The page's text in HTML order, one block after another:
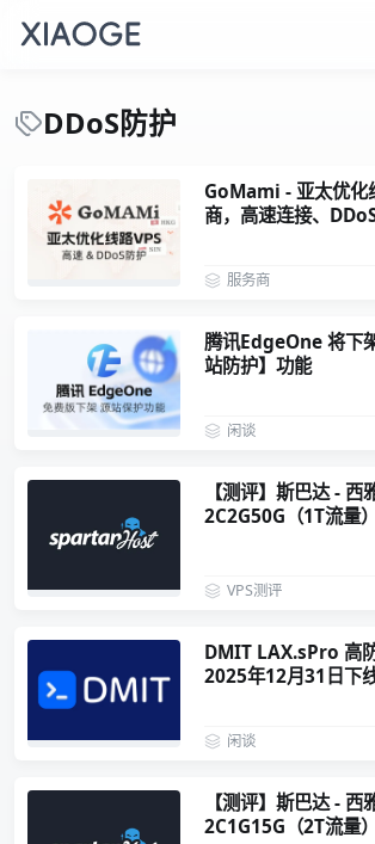
DDoS防护
GoMami - 亚太优化
商，高速连接、
服务商
腾讯EdgeOne 将下
站防护】功能
闲谈
【测评】斯巴达 -
2C2G50G（1T流量
VPS测评
DMIT LAX.sPro 高
2025年12月31日下线
闲谈
【测评】斯巴达 - 西
2C1G15G（2T流量